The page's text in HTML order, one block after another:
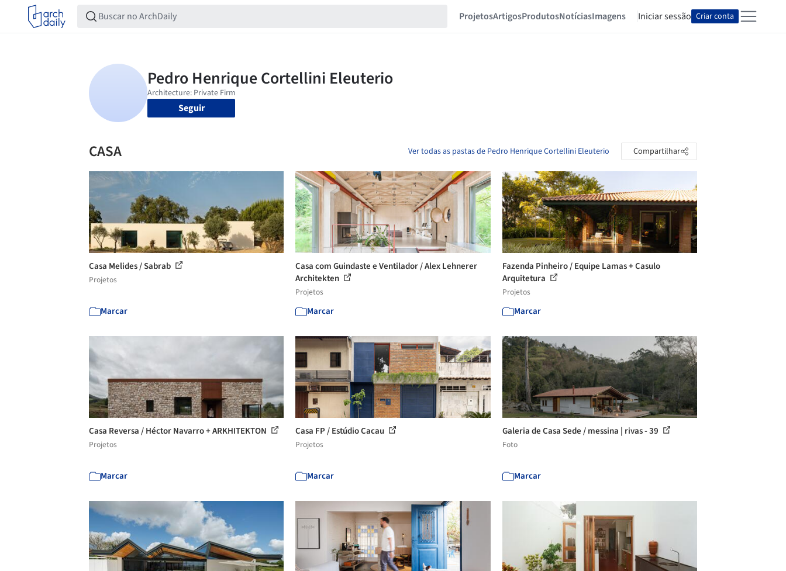
ProjetosArtigosProdutosNotíciasImagens Iniciar sessão Criar conta
Seguir
CASA Ver todas as pastas de Pedro Henrique Cortellini Eleuterio Compartilhar
Casa Melides / Sabrab
Projetos
Marcar
Casa com Guindaste e Ventilador / Alex Lehnerer
Architekten
Projetos
Marcar
Fazenda Pinheiro / Equipe Lamas + Casulo
Arquitetura
Projetos
Marcar
Casa Reversa / Héctor Navarro + ARKHITEKTON
Projetos
Marcar
Casa FP / Estúdio Cacau
Projetos
Marcar
Galeria de Casa Sede / messina | rivas - 39
Foto
Marcar